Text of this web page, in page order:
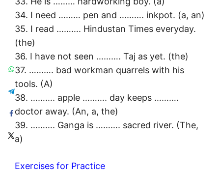
34. I need ……… pen and ………. inkpot. (a, an)
35. I read ………. Hindustan Times everyday.
(the)
36. I have not seen ………. Taj as yet. (the)
37. ………. bad workman quarrels with his
tools. (A)
38. ………. apple ………. day keeps ……….
doctor away. (An, a, the)
39. ………. Ganga is ………. sacred river. (The,
a)
Exercises for Practice